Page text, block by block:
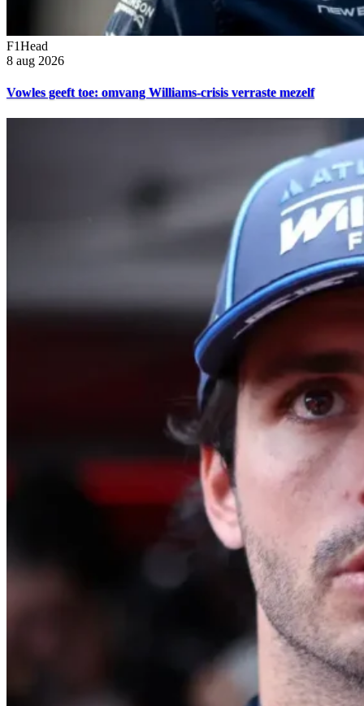
F1Head
8 aug 2026
Vowles geeft toe: omvang Williams-crisis verraste mezelf